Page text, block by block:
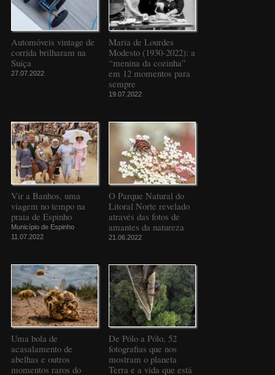
Automóveis vintage de
corrida brilharam na
Suíça
27.07.2022
Maria de Lourdes
Modesto (1930-2022): a
“menina da cozinha”
em 12 momentos para
sempre
19.07.2022
Vir a Banhos, uma
viagem no tempo na
praia de Espinho
Município de Espinho
11.07.2022
O Parque Natural do
Litoral Norte revelado
através das fotos de
amantes da natureza
21.06.2022
Uma bola de
acasalamento de
abelhas e outros
momentos raros do
De Pólo a Pólo, 52
fotografias que nos
mostram o planeta
Terra e a vida que está